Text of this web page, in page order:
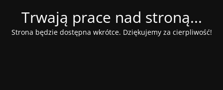
Trwają prace nad stroną...
Strona będzie dostępna wkrótce. Dziękujemy za cierpliwość!